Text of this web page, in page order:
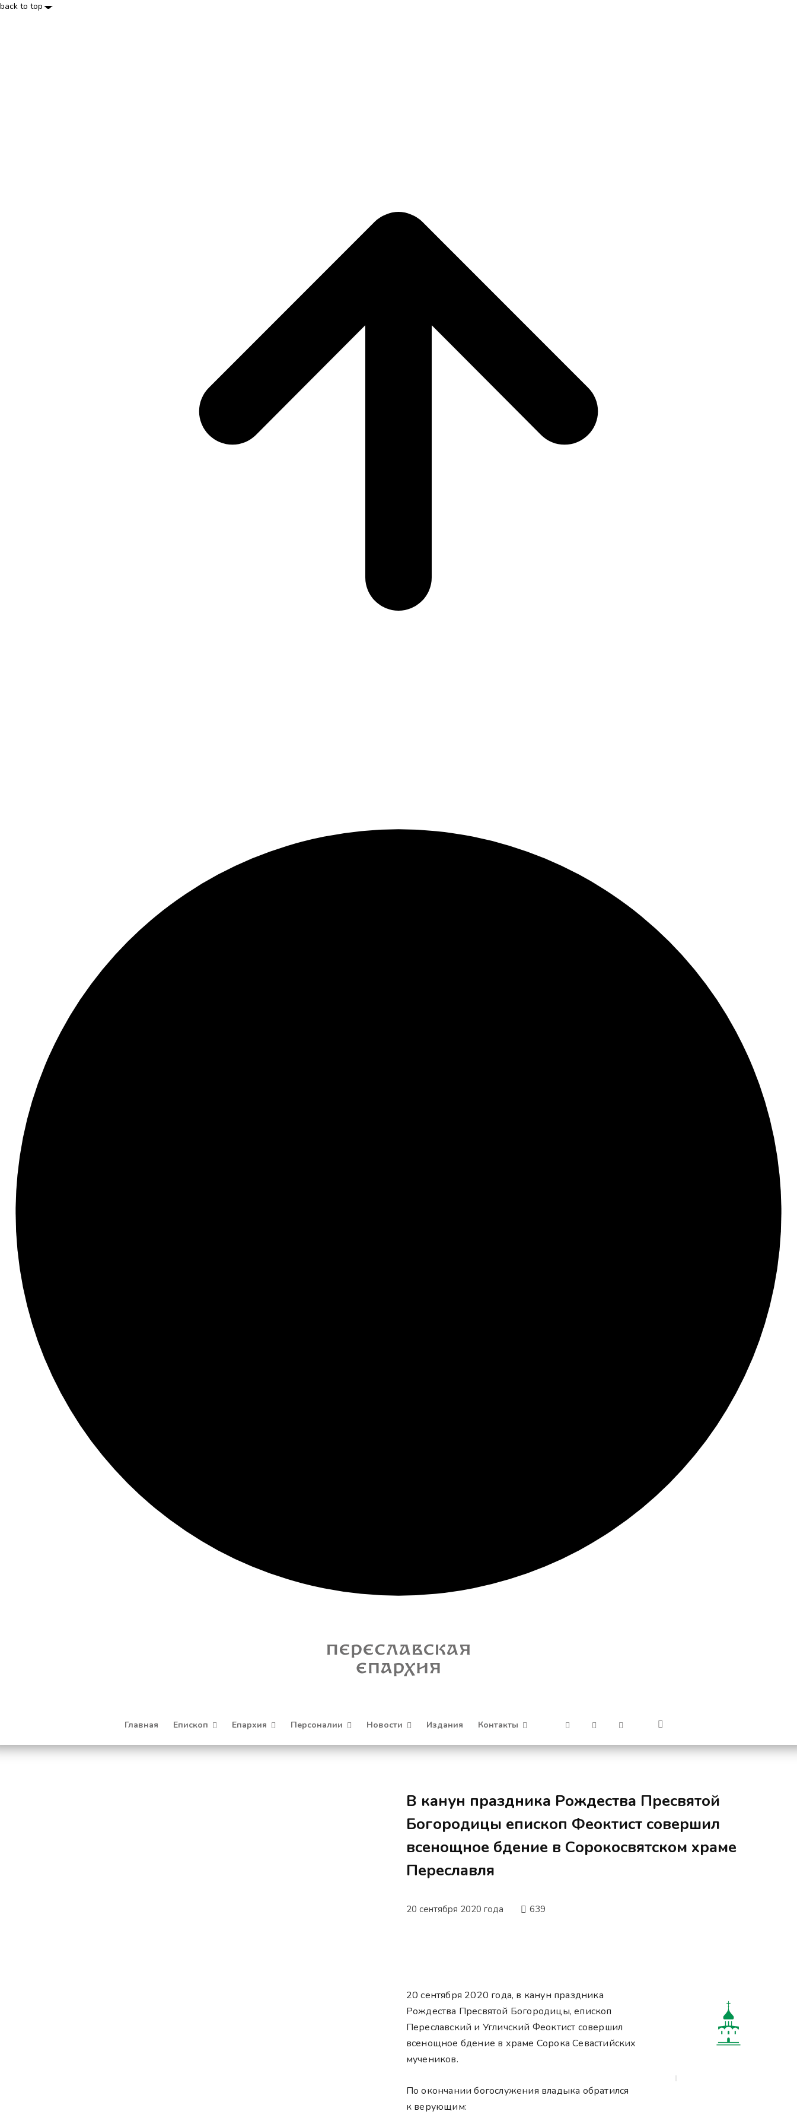
back to top
Главная Епископ Епархия Персоналии Новости Издания Контакты
В канун праздника Рождества Пресвятой
Богородицы епископ Феоктист совершил
всенощное бдение в Сорокосвятском храме
Переславля
20 сентября 2020 года 639
20 сентября 2020 года, в канун праздника
Рождества Пресвятой Богородицы, епископ
Переславский и Угличский Феоктист совершил
всенощное бдение в храме Сорока Севастийских
мучеников.
По окончании богослужения владыка обратился
к верующим: